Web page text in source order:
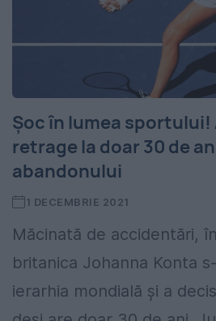
Șoc în lumea sportului!
retrage la doar 30 de
abandonului
1 DECEMBRIE 2021
Măcinată de accidentări,
britanica Johanna Konta
ierarhia mondială și a